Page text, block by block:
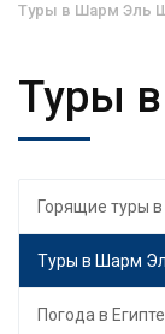
Туры в Шарм Эль
Туры
Горящие туры
Туры в Шарм
Погода в Египте